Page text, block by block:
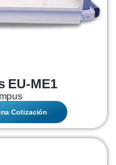
EU-ME1
Cotización